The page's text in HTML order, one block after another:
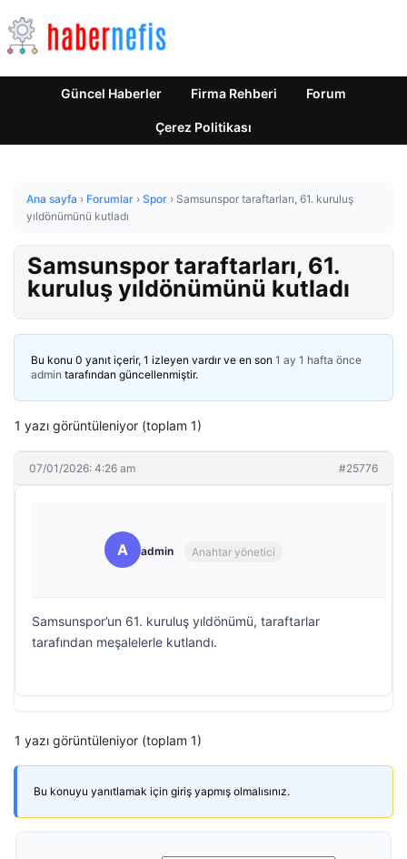
Güncel Haberler Firma Rehberi Forum
Çerez Politikası
Ana sayfa › Forumlar › Spor › Samsunspor taraftarları, 61. kuruluş
yıldönümünü kutladı
Samsunspor taraftarları, 61.
kuruluş yıldönümünü kutladı
Bu konu 0 yanıt içerir, 1 izleyen vardır ve en son 1 ay 1 hafta önce
admin tarafından güncellenmiştir.
1 yazı görüntüleniyor (toplam 1)
07/01/2026: 4:26 am #25776
A admin Anahtar yönetici
Samsunspor’un 61. kuruluş yıldönümü, taraftarlar
tarafından meşalelerle kutlandı.
1 yazı görüntüleniyor (toplam 1)
Bu konuyu yanıtlamak için giriş yapmış olmalısınız.